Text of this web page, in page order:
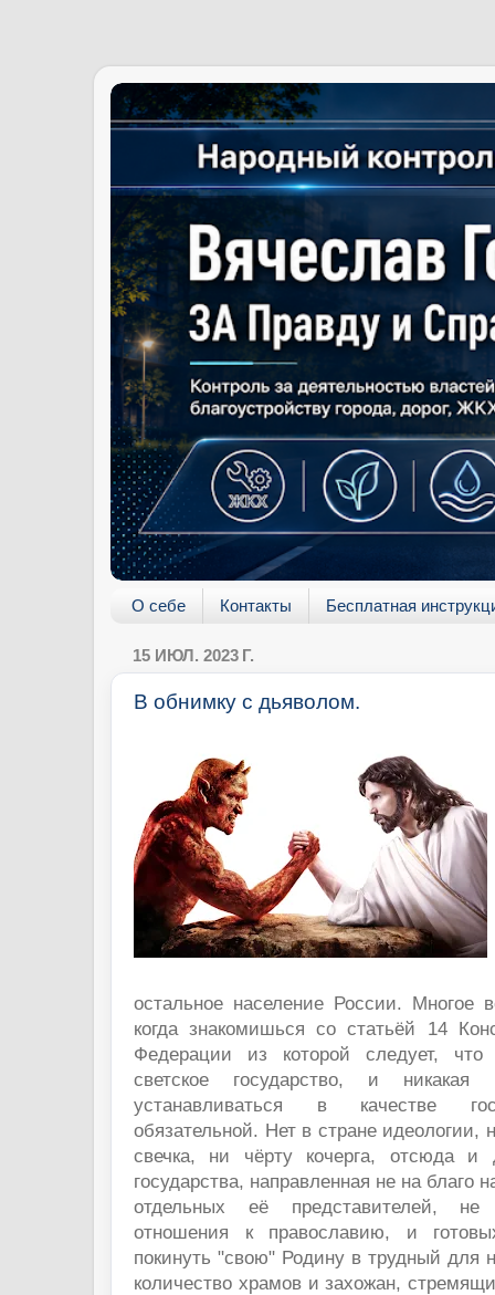
О себе Контакты Бесплатная
15 ИЮЛ. 2023 Г.
В обнимку с дьяволом.
остальное население России. Многое
когда знакомишься со статьёй 14
Федерации из которой следует,
светское государство, и
устанавливаться в качестве
обязательной. Нет в стране идеологии,
свечка, ни чёрту кочерга, отсюда и
государства, направленная не на благо
отдельных её представителей,
отношения к православию, и
покинуть "свою" Родину в трудный для
количество храмов и захожан,